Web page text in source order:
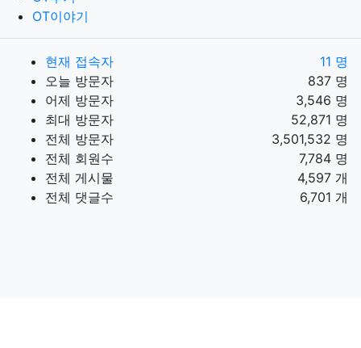
OT이야기
현재 접속자
11 명
오늘 방문자
837 명
어제 방문자
3,546 명
최대 방문자
52,871 명
전체 방문자
3,501,532 명
전체 회원수
7,784 명
전체 게시물
4,597 개
전체 댓글수
6,701 개